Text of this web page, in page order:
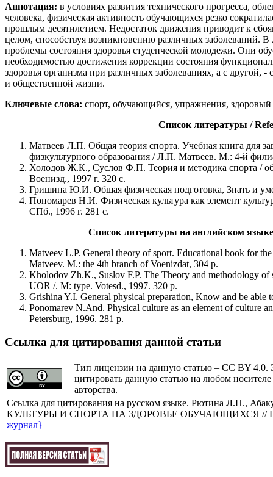
Аннотация: в условиях развития технического прогресса,
человека, физическая активность обучающихся резко
прошлым десятилетием. Недостаток движения приводит к
целом, способствуя возникновению различных заболеваний. В
проблемы состояния здоровья студенческой молодежи. Они
необходимостью достижения коррекции состояния
здоровья организма при различных заболеваниях, а с другой,
и общественной жизни.
Ключевые слова: спорт, обучающийся, упражнения,
Cписок литературы /
Матвеев Л.П. Общая теория спорта. Учебная книга для
физкультурного образования / Л.П. Матвеев. М.: 4-й
Холодов Ж.К., Суслов Ф.П. Теория и методика спорта /
Военизд., 1997 г. 320 с.
Гришина Ю.И. Общая физическая подготовка, Знать и
Пономарев Н.И. Физическая культура как элемент
СПб., 1996 г. 281 с.
Список литературы на английском
Matveev L.P. General theory of sport. Educational book for
Matveev. M.: the 4th branch of Voenizdat, 304 p.
Kholodov Zh.K., Suslov F.P. The Theory and methodology of
UOR /. M: type. Votesd., 1997. 320 p.
Grishina Y.I. General physical preparation, Know and be able
Ponomarev N.And. Physical culture as an element of culture
Petersburg, 1996. 281 p.
Ссылка для цитирования данной статьи
Тип лицензии на данную статью – CC BY 4.0.
цитировать данную статью на любом
авторства.
Cсылка для цитирования на русском языке. Рютина Л.Н.,
КУЛЬТУРЫ И СПОРТА НА ЗДОРОВЬЕ ОБУЧАЮЩИХСЯ //
журнал}